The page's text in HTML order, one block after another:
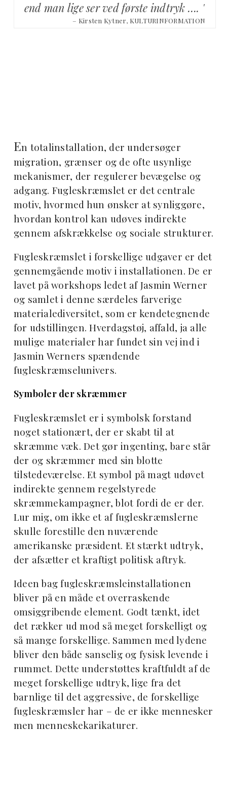
end man lige ser ved første indtryk …. '
– Kirsten Kytner, KULTURINFORMATION
En totalinstallation, der undersøger
migration, grænser og de ofte usynlige
mekanismer, der regulerer bevægelse og
adgang. Fugleskræmslet er det centrale
motiv, hvormed hun ønsker at synliggøre,
hvordan kontrol kan udøves indirekte
gennem afskrækkelse og sociale strukturer.
Fugleskræmslet i forskellige udgaver er det
gennemgående motiv i installationen. De er
lavet på workshops ledet af Jasmin Werner
og samlet i denne særdeles farverige
materialediversitet, som er kendetegnende
for udstillingen. Hverdagstøj, affald, ja alle
mulige materialer har fundet sin vej ind i
Jasmin Werners spændende
fugleskræmselunivers.
Symboler der skræmmer
Fugleskræmslet er i symbolsk forstand
noget stationært, der er skabt til at
skræmme væk. Det gør ingenting, bare står
der og skræmmer med sin blotte
tilstedeværelse. Et symbol på magt udøvet
indirekte gennem regelstyrede
skræmmekampagner, blot fordi de er der.
Lur mig, om ikke et af fugleskræmslerne
skulle forestille den nuværende
amerikanske præsident. Et stærkt udtryk,
der afsætter et kraftigt politisk aftryk.
Ideen bag fugleskræmsleinstallationen
bliver på en måde et overraskende
omsiggribende element. Godt tænkt, idet
det rækker ud mod så meget forskelligt og
så mange forskellige. Sammen med lydene
bliver den både sanselig og fysisk levende i
rummet. Dette understøttes kraftfuldt af de
meget forskellige udtryk, lige fra det
barnlige til det aggressive, de forskellige
fugleskræmsler har – de er ikke mennesker
men menneskekarikaturer.